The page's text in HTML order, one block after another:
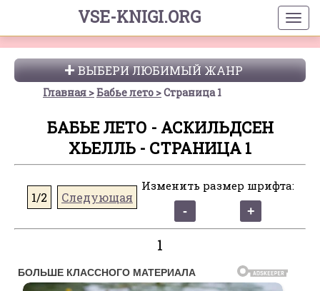
VSE-KNIGI.ORG
ВЫБЕРИ ЛЮБИМЫЙ ЖАНР
Главная Бабье лето Страница 1
БАБЬЕ ЛЕТО - АСКИЛЬДСЕН
ХЬЕЛЛЬ - СТРАНИЦА 1
1/2 Следующая
Изменить размер шрифта:
1